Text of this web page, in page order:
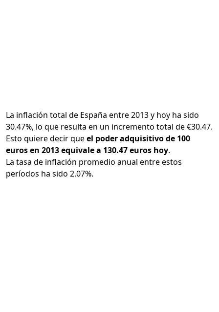
La inflación total de España entre 2013 y hoy ha sido
30.47%, lo que resulta en un incremento total de €30.47.
Esto quiere decir queel poder adquisitivo de 100
euros en 2013 equivale a 130.47 euros hoy.
La tasa de inflación promedio anual entre estos
períodos ha sido 2.07%.